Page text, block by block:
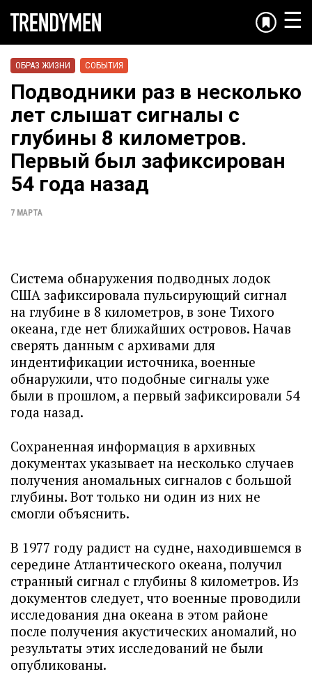
☰
ОБРАЗ ЖИЗНИ СОБЫТИЯ
Подводники раз в несколько
лет слышат сигналы с
глубины 8 километров.
Первый был зафиксирован
54 года назад
7 МАРТА
Система обнаружения подводных лодок
США зафиксировала пульсирующий сигнал
на глубине в 8 километров, в зоне Тихого
океана, где нет ближайших островов. Начав
сверять данным с архивами для
индентификации источника, военные
обнаружили, что подобные сигналы уже
были в прошлом, а первый зафиксировали 54
года назад.
Сохраненная информация в архивных
документах указывает на несколько случаев
получения аномальных сигналов с большой
глубины. Вот только ни один из них не
смогли объяснить.
В 1977 году радист на судне, находившемся в
середине Атлантического океана, получил
странный сигнал с глубины 8 километров. Из
документов следует, что военные проводили
исследования дна океана в этом районе
после получения акустических аномалий, но
результаты этих исследований не были
опубликованы.